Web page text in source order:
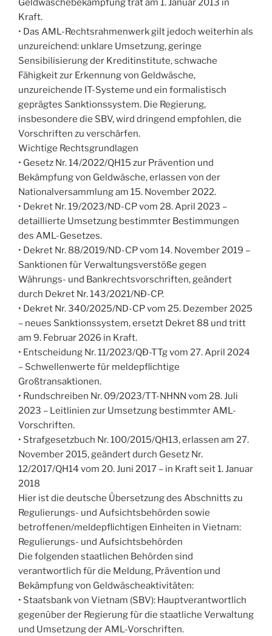
Geldwäschebekämpfung trat am 1. Januar 2013 in
Kraft.
• Das AML-Rechtsrahmenwerk gilt jedoch weiterhin als
unzureichend: unklare Umsetzung, geringe
Sensibilisierung der Kreditinstitute, schwache
Fähigkeit zur Erkennung von Geldwäsche,
unzureichende IT-Systeme und ein formalistisch
geprägtes Sanktionssystem. Die Regierung,
insbesondere die SBV, wird dringend empfohlen, die
Vorschriften zu verschärfen.
Wichtige Rechtsgrundlagen
• Gesetz Nr. 14/2022/QH15 zur Prävention und
Bekämpfung von Geldwäsche, erlassen von der
Nationalversammlung am 15. November 2022.
• Dekret Nr. 19/2023/ND-CP vom 28. April 2023 –
detaillierte Umsetzung bestimmter Bestimmungen
des AML-Gesetzes.
• Dekret Nr. 88/2019/ND-CP vom 14. November 2019 –
Sanktionen für Verwaltungsverstöße gegen
Währungs- und Bankrechtsvorschriften, geändert
durch Dekret Nr. 143/2021/NĐ-CP.
• Dekret Nr. 340/2025/ND-CP vom 25. Dezember 2025
– neues Sanktionssystem, ersetzt Dekret 88 und tritt
am 9. Februar 2026 in Kraft.
• Entscheidung Nr. 11/2023/QĐ-TTg vom 27. April 2024
– Schwellenwerte für meldepflichtige
Großtransaktionen.
• Rundschreiben Nr. 09/2023/TT-NHNN vom 28. Juli
2023 – Leitlinien zur Umsetzung bestimmter AML-
Vorschriften.
• Strafgesetzbuch Nr. 100/2015/QH13, erlassen am 27.
November 2015, geändert durch Gesetz Nr.
12/2017/QH14 vom 20. Juni 2017 – in Kraft seit 1. Januar
2018
Hier ist die deutsche Übersetzung des Abschnitts zu
Regulierungs- und Aufsichtsbehörden sowie
betroffenen/meldepflichtigen Einheiten in Vietnam:
Regulierungs- und Aufsichtsbehörden
Die folgenden staatlichen Behörden sind
verantwortlich für die Meldung, Prävention und
Bekämpfung von Geldwäscheaktivitäten:
• Staatsbank von Vietnam (SBV): Hauptverantwortlich
gegenüber der Regierung für die staatliche Verwaltung
und Umsetzung der AML-Vorschriften.